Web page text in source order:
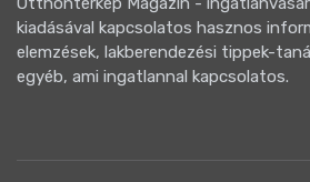
kiadásával kapcsolatos hasznos
elemzések, lakberendezési tippek-
egyéb, ami ingatlannal kapcsolatos.